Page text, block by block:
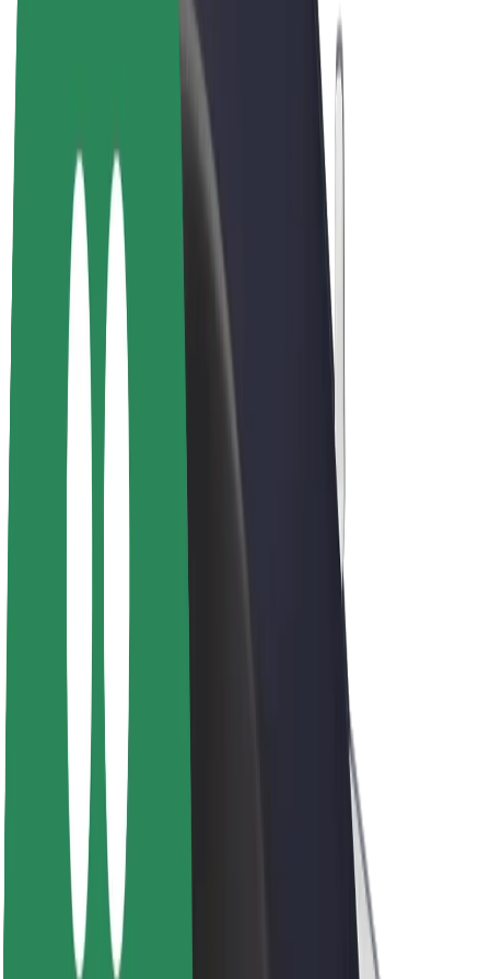
ელ. ბაიკი
Bolt Plus
გამოიმუშავე Bolt-თან ერთად
მძღოლები
მძღოლის შემოსავლები
კურიერები
კურიერის შემოსავლები
Bolt და ეკომეგობრულობა
ნულოვანი პროექტი
ბლოგი
სიახლეები
ბრენდის გზამკვლევი
მისია
ინვესტორებთან ურთიერთობა
ლიდერობა